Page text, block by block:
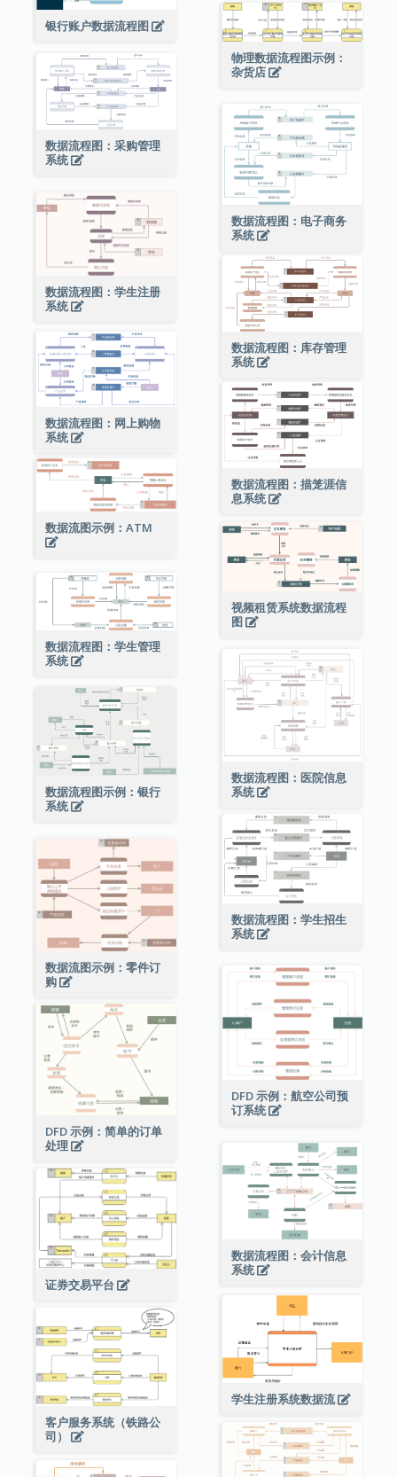
银行账户数据流程图
物理数据流程图示例：
杂货店
数据流程图：采购管理
系统
数据流程图：电子商务
系统
数据流程图：学生注册
系统
数据流程图：库存管理
系统
数据流程图：网上购物
系统
数据流程图：描笼涯信
息系统
数据流图示例：ATM
视频租赁系统数据流程
图
数据流程图：学生管理
系统
数据流程图：医院信息
系统
数据流程图示例：银行
系统
数据流程图：学生招生
系统
数据流图示例：零件订
购
DFD 示例：航空公司预
订系统
DFD 示例：简单的订单
处理
数据流程图：会计信息
系统
证券交易平台
学生注册系统数据流
客户服务系统（铁路公
司）